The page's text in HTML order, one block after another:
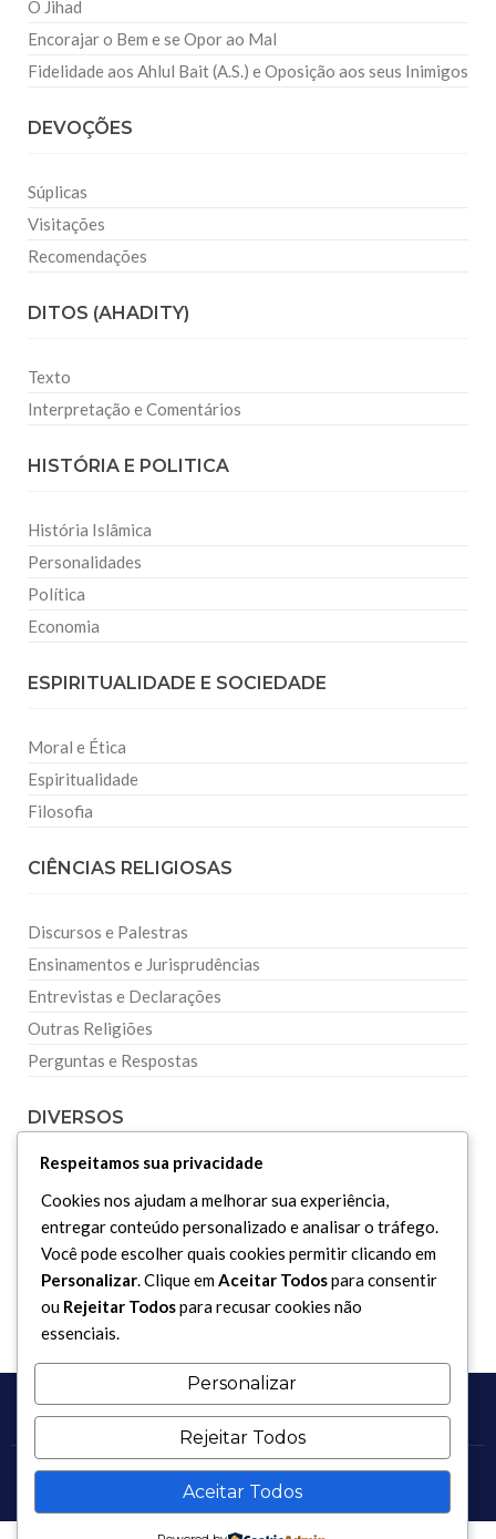
O Jihad
Encorajar o Bem e se Opor ao Mal
Fidelidade aos Ahlul Bait (A.S.) e Oposição aos seus Inimigos
DEVOÇÕES
Súplicas
Visitações
Recomendações
DITOS (AHADITY)
Texto
Interpretação e Comentários
HISTÓRIA E POLITICA
História Islâmica
Personalidades
Política
Economia
ESPIRITUALIDADE E SOCIEDADE
Moral e Ética
Espiritualidade
Filosofia
CIÊNCIAS RELIGIOSAS
Discursos e Palestras
Ensinamentos e Jurisprudências
Entrevistas e Declarações
Outras Religiões
Perguntas e Respostas
DIVERSOS
Dicionário Islâmico
Downloads
Copyright 2017 - 2026 / Todos os direitos reservados.
Respeitamos sua privacidade
Cookies nos ajudam a melhorar sua experiência,
entregar conteúdo personalizado e analisar o tráfego.
Você pode escolher quais cookies permitir clicando em
Personalizar. Clique emAceitar Todospara consentir
ou Rejeitar Todospara recusar cookies não
essenciais.
Personalizar
Rejeitar Todos
Aceitar Todos